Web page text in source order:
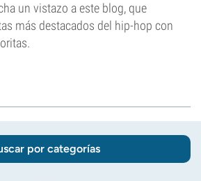
un vistazo a este blog, que
más destacados del hip-hop con
por categorías